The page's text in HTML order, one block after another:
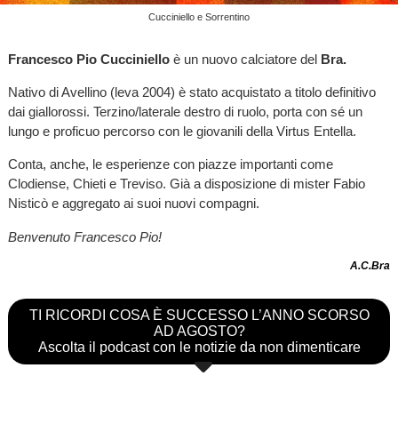
Cucciniello e Sorrentino
Francesco Pio Cuccinielloè un nuovo calciatore del Bra.
Nativo di Avellino (leva 2004) è stato acquistato a titolo definitivo
dai giallorossi. Terzino/laterale destro di ruolo, porta con sé un
lungo e proficuo percorso con le giovanili della Virtus Entella.
Conta, anche, le esperienze con piazze importanti come
Clodiense, Chieti e Treviso. Già a disposizione di mister Fabio
Nisticò e aggregato ai suoi nuovi compagni.
Benvenuto Francesco Pio!
A.C.Bra
TI RICORDI COSA È SUCCESSO L’ANNO SCORSO
AD AGOSTO?
Ascolta il podcast con le notizie da non dimenticare